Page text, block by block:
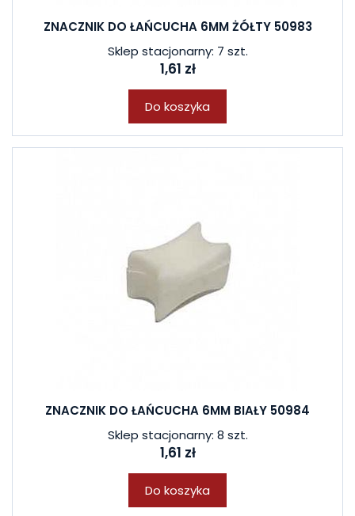
ZNACZNIK DO ŁAŃCUCHA 6MM ŻÓŁTY 50983
Sklep stacjonarny: 7 szt.
1,61 zł
Do koszyka
ZNACZNIK DO ŁAŃCUCHA 6MM BIAŁY 50984
Sklep stacjonarny: 8 szt.
1,61 zł
Do koszyka